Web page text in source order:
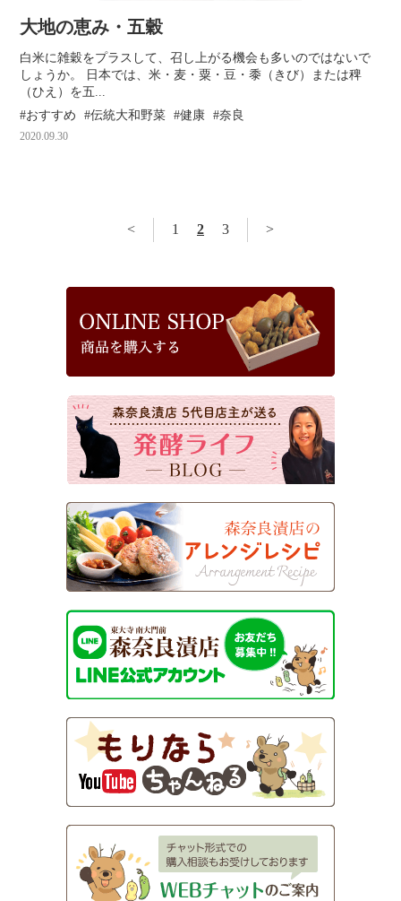
大地の恵み・五穀
白米に雑穀をプラスして、召し上がる機会も多いのではないで
しょうか。 日本では、米・麦・粟・豆・黍（きび）または稗
（ひえ）を五...
おすすめ
伝統大和野菜 健康 奈良
2020.09.30
< 1 2 3 >